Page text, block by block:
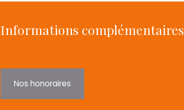
Informations complémentaires
Nos honoraires